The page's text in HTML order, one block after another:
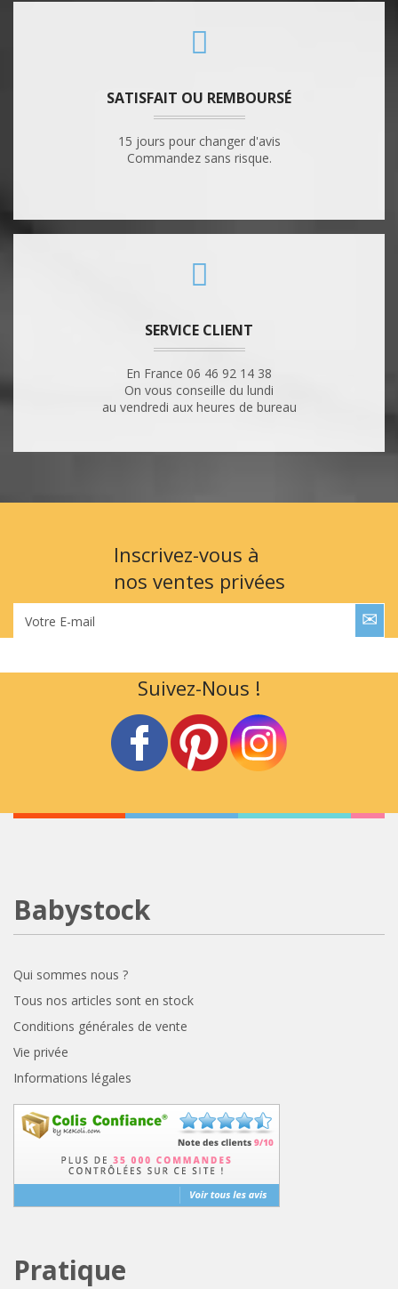
SATISFAIT OU REMBOURSÉ
15 jours pour changer d'avis
Commandez sans risque.
SERVICE CLIENT
En France 06 46 92 14 38
On vous conseille du lundi
au vendredi aux heures de bureau
Inscrivez-vous à
nos ventes privées
Votre E-mail
Suivez-Nous !
Babystock
Qui sommes nous ?
Tous nos articles sont en stock
Conditions générales de vente
Vie privée
Informations légales
Pratique